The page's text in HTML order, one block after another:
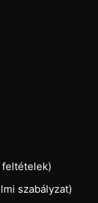
feltételek)
szabályzat)